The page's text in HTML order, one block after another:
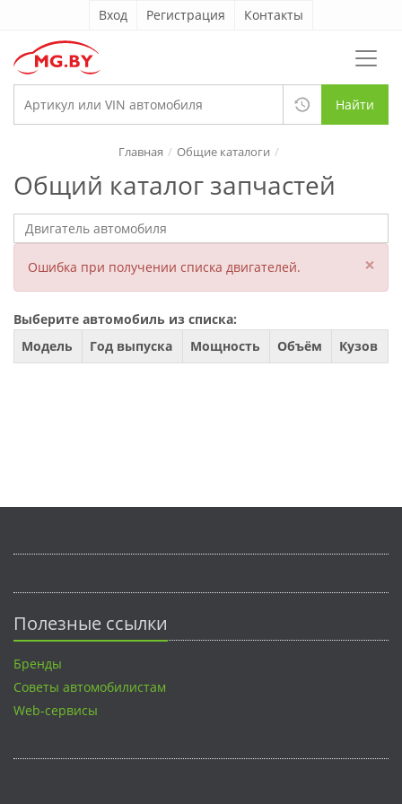
Вход Регистрация Контакты
Найти
Общий каталог запчастей
Главная Общие каталоги
Ошибка при получении списка двигателей. ×
Выберите автомобиль из списка:
Модель
Год выпуска Мощность Объём Кузов
Полезные ссылки
Бренды
Советы автомобилистам
Web-сервисы